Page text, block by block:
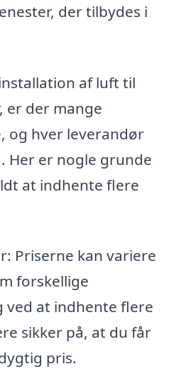
der tilbydes i
af luft til
er der mange
og hver leverandør
Her er nogle grunde
at indhente flere
Priserne kan variere
forskellige
ved at indhente flere
sikker på, at du får
pris.